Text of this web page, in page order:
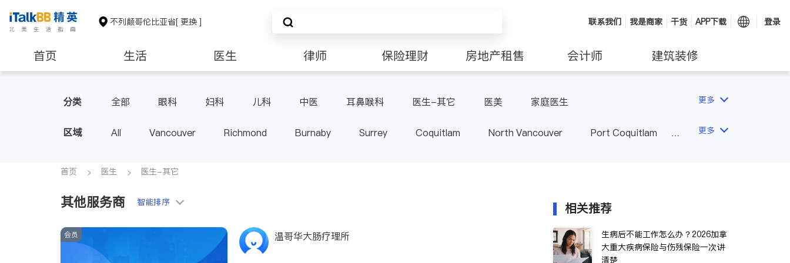
不列颠哥伦比亚省[ 更换 ] 联系我们 我是商家 干货 APP下载 登录
首页 生活 医生 律师 保险理财 房地产租售 会计师 建筑装修
分类 全部 眼科 妇科 儿科 中医 耳鼻喉科 医生-其它 医美 家庭医生 更多
区域 All Vancouver Richmond Burnaby Surrey Coquitlam North Vancouver
Port Coquitlam
BC - Other Cities
更多
首页 医生 医生-其它
其他服务商 智能排序
会员 温哥华大肠疗理所
相关推荐
生病后不能工作怎么办？2026加拿
大重大疾病保险与伤残保险一次讲
清楚